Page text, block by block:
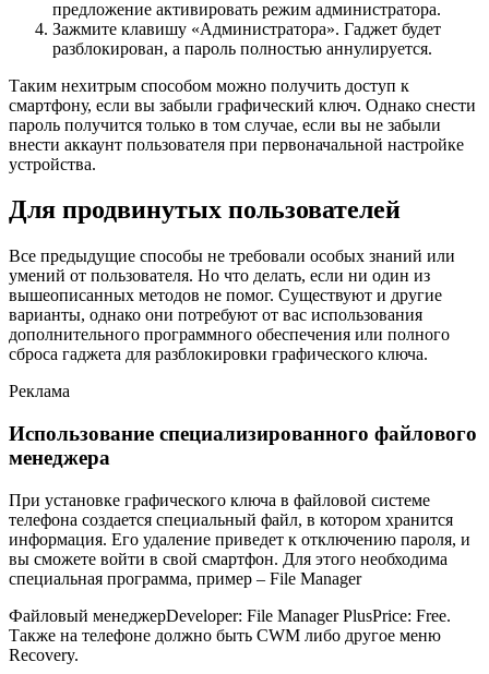
предложение активировать режим администратора.
Зажмите клавишу «Администратора». Гаджет будет
разблокирован, а пароль полностью аннулируется.
Таким нехитрым способом можно получить доступ к
смартфону, если вы забыли графический ключ. Однако снести
пароль получится только в том случае, если вы не забыли
внести аккаунт пользователя при первоначальной настройке
устройства.
Для продвинутых пользователей
Все предыдущие способы не требовали особых знаний или
умений от пользователя. Но что делать, если ни один из
вышеописанных методов не помог. Существуют и другие
варианты, однако они потребуют от вас использования
дополнительного программного обеспечения или полного
сброса гаджета для разблокировки графического ключа.
Реклама
Использование специализированного файлового
менеджера
При установке графического ключа в файловой системе
телефона создается специальный файл, в котором хранится
информация. Его удаление приведет к отключению пароля, и
вы сможете войти в свой смартфон. Для этого необходима
специальная программа, пример – File Manager
Файловый менеджерDeveloper: File Manager PlusPrice: Free.
Также на телефоне должно быть CWM либо другое меню
Recovery.